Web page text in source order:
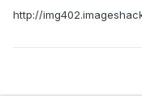
http://